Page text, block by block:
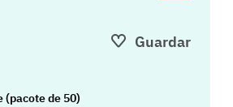
Guardar
(pacote de 50)